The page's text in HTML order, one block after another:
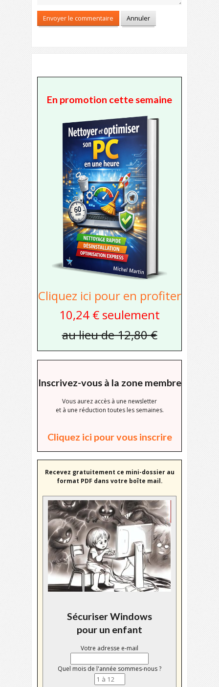
En promotion cette semaine
Cliquez ici pour en profiter
10,24 € seulement
au lieu de 12,80 €
Inscrivez-vous à la zone membre
Vous aurez accès à une newsletter
et à une réduction toutes les semaines.
Cliquez ici pour vous inscrire
Recevez gratuitement ce mini-dossier au
format PDF dans votre boîte mail.
Sécuriser Windows
pour un enfant
Votre adresse e-mail
Quel mois de l'année sommes-nous ?